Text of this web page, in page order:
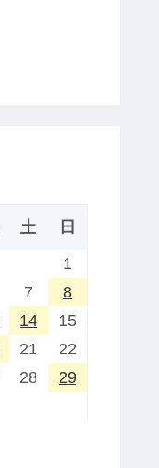
土 日
1
7
8
14
15
21
22
28
29